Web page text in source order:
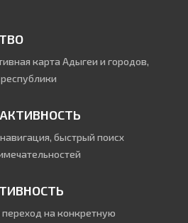
карта Адыгеи и городов,
быстрый поисх
на конкретную